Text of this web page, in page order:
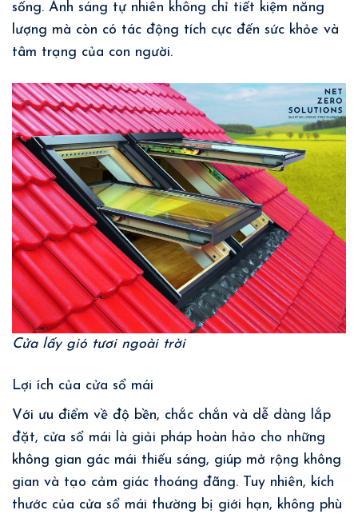
sống. Ánh sáng tự nhiên không chỉ tiết kiệm năng
lượng mà còn có tác động tích cực đến sức khỏe và
tâm trạng của con người.
Cửa lấy gió tươi ngoài trời
Lợi ích của cửa sổ mái
Với ưu điểm về độ bền, chắc chắn và dễ dàng lắp
đặt, cửa sổ mái là giải pháp hoàn hảo cho những
không gian gác mái thiếu sáng, giúp mở rộng không
gian và tạo cảm giác thoáng đãng. Tuy nhiên, kích
thước của cửa sổ mái thường bị giới hạn, không phù